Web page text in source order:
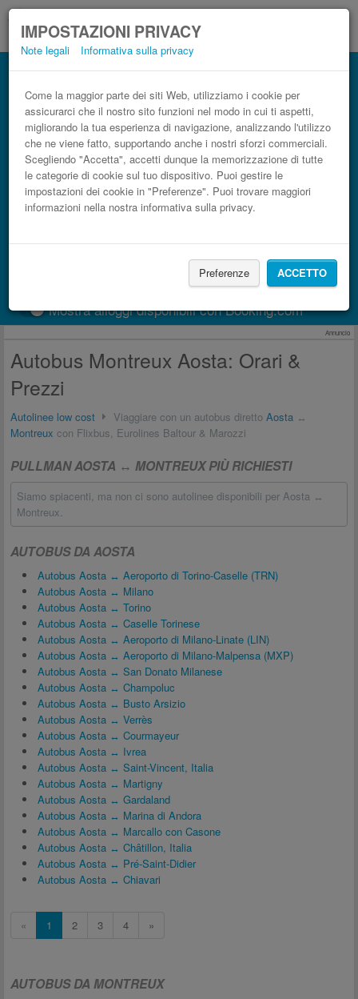
IMPOSTAZIONI PRIVACY
Note legali Informativa sulla privacy
Come la maggior parte dei siti Web, utilizziamo i cookie per
assicurarci che il nostro sito funzioni nel modo in cui ti aspetti,
migliorando la tua esperienza di navigazione, analizzando l'utilizzo
che ne viene fatto, supportando anche i nostri sforzi commerciali.
Scegliendo "Accetta", accetti dunque la memorizzazione di tutte
le categorie di cookie sul tuo dispositivo. Puoi gestire le
impostazioni dei cookie in "Preferenze". Puoi trovare maggiori
informazioni nella nostra informativa sulla privacy.
Preferenze ACCETTO
Autobus Aosta Montreux low cost
Prenota il biglietto del pullman più economico
Mostra alloggi disponibili con Booking.com
Annuncio
Autobus Montreux Aosta: Orari &
Prezzi
Autolinee low cost Viaggiare con un autobus diretto Aosta ↔
Montreux con Flixbus, Eurolines Baltour & Marozzi
PULLMAN AOSTA ↔ MONTREUX PIÙ RICHIESTI
Siamo spiacenti, ma non ci sono autolinee disponibili per Aosta ↔
Montreux.
AUTOBUS DA AOSTA
Autobus Aosta ↔ Aeroporto di Torino-Caselle (TRN)
Autobus Aosta ↔ Milano
Autobus Aosta ↔ Torino
Autobus Aosta ↔ Caselle Torinese
Autobus Aosta ↔ Aeroporto di Milano-Linate (LIN)
Autobus Aosta ↔ Aeroporto di Milano-Malpensa (MXP)
Autobus Aosta ↔ San Donato Milanese
Autobus Aosta ↔ Champoluc
Autobus Aosta ↔ Busto Arsizio
Autobus Aosta ↔ Verrès
Autobus Aosta ↔ Courmayeur
Autobus Aosta ↔ Ivrea
Autobus Aosta ↔ Saint-Vincent, Italia
Autobus Aosta ↔ Martigny
Autobus Aosta ↔ Gardaland
Autobus Aosta ↔ Marina di Andora
Autobus Aosta ↔ Marcallo con Casone
Autobus Aosta ↔ Châtillon, Italia
Autobus Aosta ↔ Pré-Saint-Didier
Autobus Aosta ↔ Chiavari
« 1 2 3 4 »
AUTOBUS DA MONTREUX